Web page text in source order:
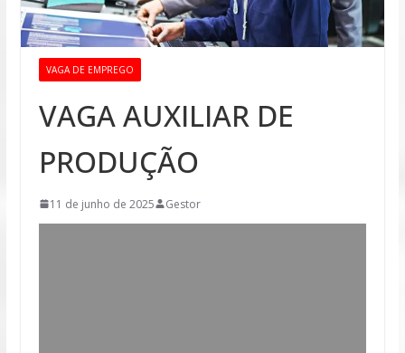
VAGA DE EMPREGO
VAGA AUXILIAR DE
PRODUÇÃO
11 de junho de 2025 Gestor